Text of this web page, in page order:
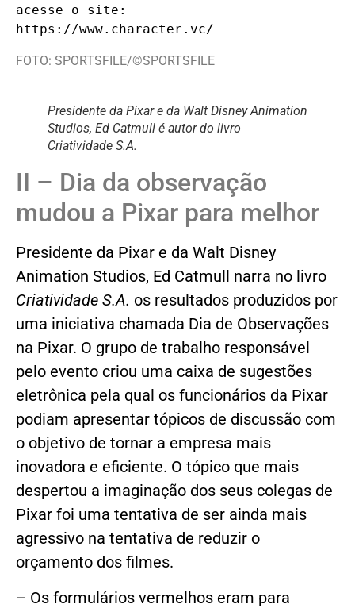
acesse o site:
https://www.character.vc/
FOTO: SPORTSFILE/©SPORTSFILE
Presidente da Pixar e da Walt Disney Animation
Studios, Ed Catmull é autor do livro
Criatividade S.A.
II – Dia da observação
mudou a Pixar para melhor
Presidente da Pixar e da Walt Disney
Animation Studios, Ed Catmull narra no livro
Criatividade S.A. os resultados produzidos por
uma iniciativa chamada Dia de Observações
na Pixar. O grupo de trabalho responsável
pelo evento criou uma caixa de sugestões
eletrônica pela qual os funcionários da Pixar
podiam apresentar tópicos de discussão com
o objetivo de tornar a empresa mais
inovadora e eficiente. O tópico que mais
despertou a imaginação dos seus colegas de
Pixar foi uma tentativa de ser ainda mais
agressivo na tentativa de reduzir o
orçamento dos filmes.
– Os formulários vermelhos eram para